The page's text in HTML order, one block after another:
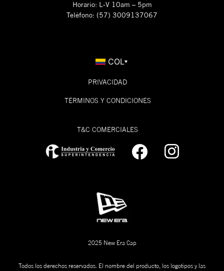
Horario: L-V 10am – 5pm
Teléfono: (57) 3009137067
COL
PRIVACIDAD
TÉRMINOS Y CONDICIONES
T&C COMERCIALES
2025 New Era Cap
Todos los derechos reservados. El nombre del producto, los logotipos y las